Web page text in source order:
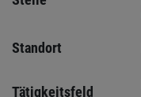
Standort
Tätigkeitsfeld